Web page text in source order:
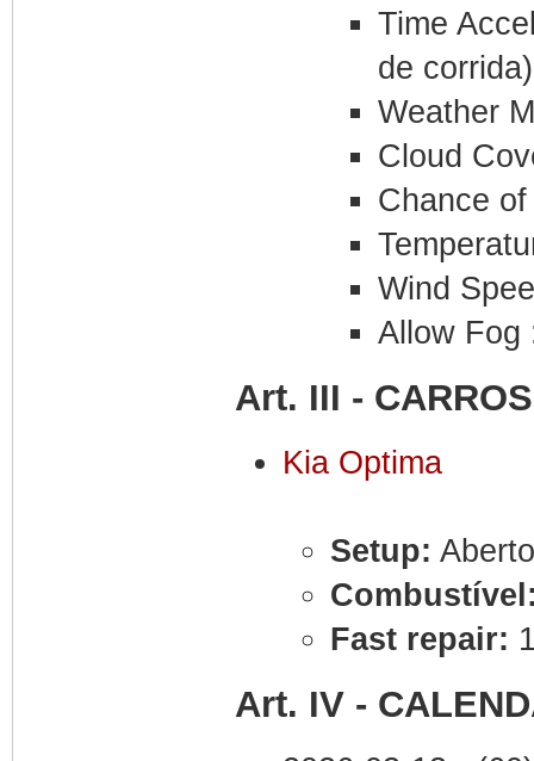
Time
de corrida)
Weather
Cloud
Chance
Wind
Allow Fog
Art. III -
Kia Optima
Setup:
Fast repair:
Art. IV -